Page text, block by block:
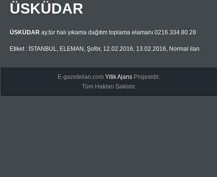
ÜSKÜDAR
ÜSKÜDAR ay.tür halı yıkama dağıtım toplama elamanı 0216.334.80.28
Etiket : İSTANBUL, ELEMAN , Şoför, 12.02.2016, 13.02.2016, Normal ilan
E-gazeteilan.comYitik Ajans Projesidir.
Tüm Hakları Saklıdır.